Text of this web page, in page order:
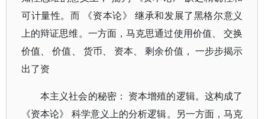
可计量性。而 《资本论》 继承和发展了黑格尔意义
上的辩证思维。一方面，马克思通过使用价值、 交换
价值、 价值、 货币、 资本、 剩余价值， 一步步揭示
出了资
本主义社会的秘密： 资本增殖的逻辑。这构成了
《资本论》 科学意义上的分析逻辑。另一方面，马克